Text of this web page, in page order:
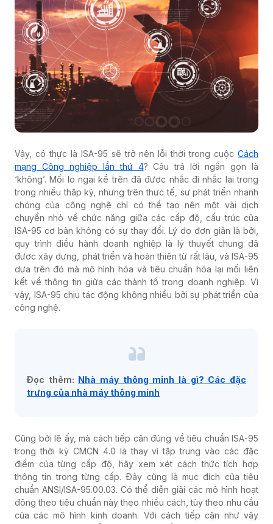
Vậy, có thực là ISA-95 sẽ trở nên lỗi thời trong cuộc Cách
mạng Công nghiệp lần thứ 4? Câu trả lời ngắn gọn là
‘không’. Mối lo ngại kể trên đã được nhắc đi nhắc lại trong
trong nhiều thập kỷ, nhưng trên thực tế, sự phát triển nhanh
chóng của công nghệ chỉ có thể tạo nên một vài dịch
chuyển nhỏ về chức năng giữa các cấp độ, cấu trúc của
ISA-95 cơ bản không có sự thay đổi. Lý do đơn giản là bởi,
quy trình điều hành doanh nghiệp là lý thuyết chung đã
được xây dựng, phát triển và hoàn thiện từ rất lâu, và ISA-95
dựa trên đó mà mô hình hóa và tiêu chuẩn hóa lại mối liên
kết về thông tin giữa các thành tố trong doanh nghiệp. Vì
vậy, ISA-95 chịu tác động không nhiều bởi sự phát triển của
công nghệ.
Đọc thêm: Nhà máy thông minh là gì? Các đặc
trưng của nhà máy thông minh
Cũng bởi lẽ ấy, mà cách tiếp cận đúng về tiêu chuẩn ISA-95
trong thời kỳ CMCN 4.0 là thay vì tập trung vào các đặc
điểm của từng cấp độ, hãy xem xét cách thức tích hợp
thông tin trong từng cấp. Đây cũng là mục đích của tiêu
chuẩn ANSI/ISA-95.00.03. Có thể diễn giải các mô hình hoạt
động theo tiêu chuẩn này theo nhiều cách, tùy theo nhu cầu
của các mô hình kinh doanh. Với cách tiếp cận như vậy